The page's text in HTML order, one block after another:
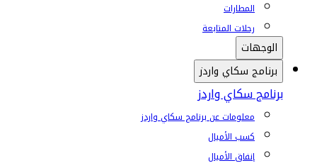
المطارات
رحلات المتابعة
الوجهات
برنامج سكاي واردز
برنامج سكاي واردز
معلومات عن برنامج سكاي واردز
كسب الأميال
إنفاق الأميال